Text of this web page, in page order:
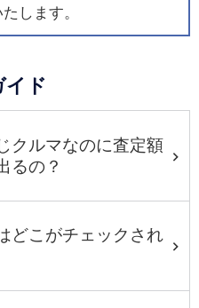
します。
イド
クルマなのに査定額
るの？
どこがチェックされ